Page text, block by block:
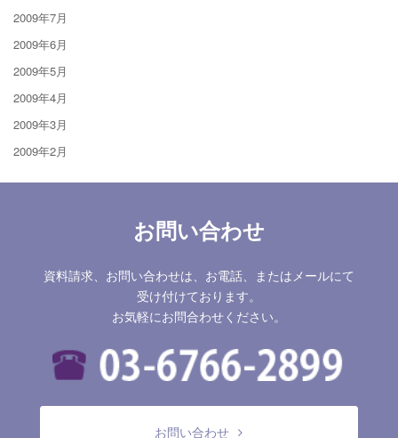
2009年7月
2009年6月
2009年5月
2009年4月
2009年3月
2009年2月
お問い合わせ
資料請求、お問い合わせは、お電話、またはメールにて
受け付けております。
お気軽にお問合わせください。
お問い合わせ